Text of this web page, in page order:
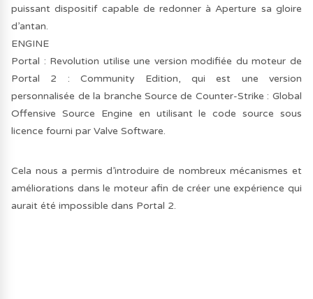
puissant dispositif capable de redonner à Aperture sa gloire
d’antan.
ENGINE
Portal : Revolution utilise une version modifiée du moteur de
Portal 2 : Community Edition, qui est une version
personnalisée de la branche Source de Counter-Strike : Global
Offensive Source Engine en utilisant le code source sous
licence fourni par Valve Software.
Cela nous a permis d’introduire de nombreux mécanismes et
améliorations dans le moteur afin de créer une expérience qui
aurait été impossible dans Portal 2.